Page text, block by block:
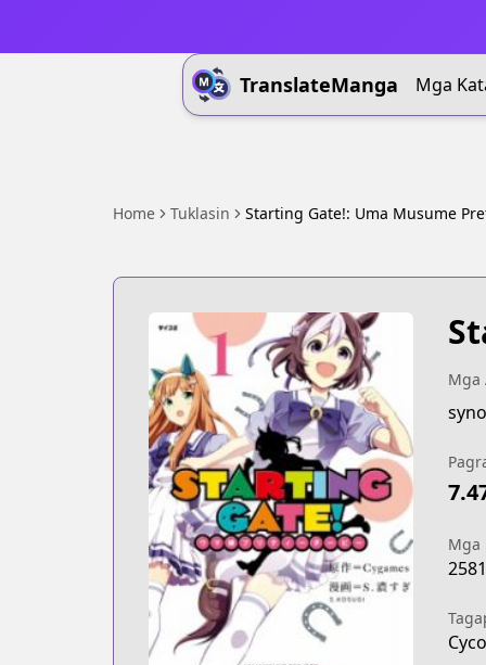
TranslateManga Mga
Home Tuklasin Starting Gate!: Uma Musume
Mga
Mga
2581